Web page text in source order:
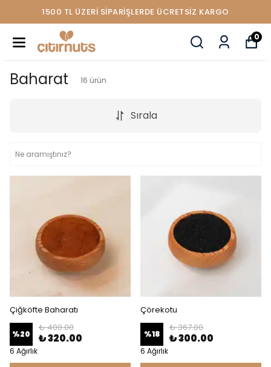
1500 TL ÜZERİ SİPARİŞLERDE ÜCRETSİZ KARGO
0
Baharat 16 ürün
Sırala
Çiğköfte Baharatı
%20
₺ 400.00
₺ 320.00
6 Ağırlık
Çörekotu
%18
₺ 367.00
₺ 300.00
6 Ağırlık